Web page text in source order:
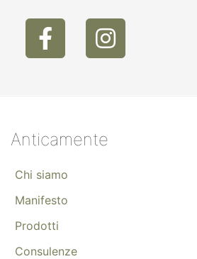
Anticamente
Chi siamo
Manifesto
Prodotti
Consulenze